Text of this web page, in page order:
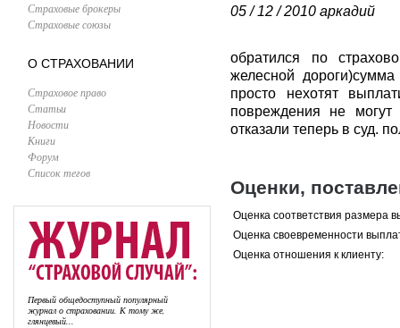
Страховые брокеры
Страховые союзы
О СТРАХОВАНИИ
Страховое право
Статьи
Новости
Книги
Форум
Список тегов
Первый общедоступный популярный
журнал о страховании. К тому же,
глянцевый...
05 / 12 / 2010 аркадий
обратился по
желесной
просто нехотят
повреждения не
отказали теперь в суд.
Оценки,
Оценка соответствия размера
Оценка своевременности
Оценка отношения к клиенту: